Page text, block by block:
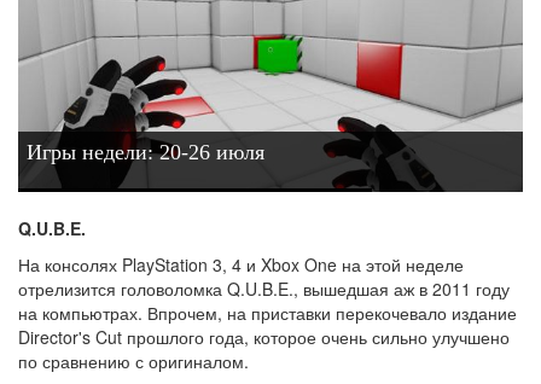
Игры недели: 20-26 июля
Q.U.B.E.
На консолях PlayStation 3, 4 и Xbox One на этой неделе
отрелизится головоломка Q.U.B.E., вышедшая аж в 2011 году
на компьютрах. Впрочем, на приставки перекочевало издание
Director's Cut прошлого года, которое очень сильно улучшено
по сравнению с оригиналом.